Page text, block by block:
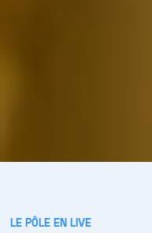
LE PÔLE EN LIVE